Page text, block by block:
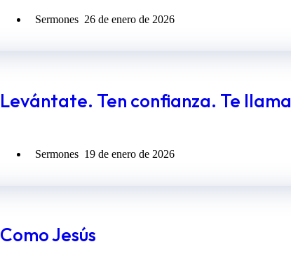
Sermones 26 de enero de 2026
Levántate. Ten confianza. Te llama
Sermones 19 de enero de 2026
Como Jesús